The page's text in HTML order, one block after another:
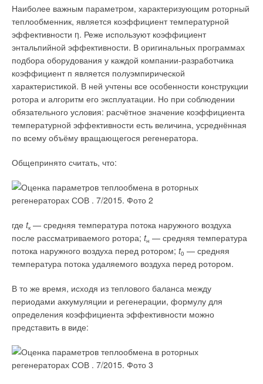
Наиболее важным параметром, характеризующим роторный
теплообменник, является коэффициент температурной
эффективности η. Реже используют коэффициент
энтальпийной эффективности. В оригинальных программах
подбора оборудования у каждой компании-разработчика
коэффициент п является полуэмпирической
характеристикой. В ней учтены все особенности конструкции
ротора и алгоритм его эксплуатации. Но при соблюдении
обязательного условия: расчётное значение коэффициента
температурной эффективности есть величина, усреднённая
по всему объёму вращающегося регенератора.
Общепринято считать, что:
где tк — средняя температура потока наружного воздуха
после рассматриваемого ротора; tн — средняя температура
потока наружного воздуха перед ротором; t0 — средняя
температура потока удаляемого воздуха перед ротором.
В то же время, исходя из теплового баланса между
периодами аккумуляции и регенерации, формулу для
определения коэффициента эффективности можно
представить в виде:
не знают) против 70-80 % КПД АС-моторов стандартного
«советского» типа в составе PLUGfan. Конструкция мотор-
колёс не допускает ремонта и разборки-перемотки; также
резко ограничен температурный режим (до +50 °C) из-за
применения сверхкомпактного мотора с очень плохим
охлаждением.
Таким образом, канальный вентилятор на основе
стандартного мотора и PLUGfan-вентилятора значительно
лучше, так как экономичнее и надёжнее, при том, что он —
полностью отечественный.
Стандартные радиальные и осевые вентиляторы на 95-97 %
производятся в России, так как разница в цене с импортными
чрезвычайно высока. Основные узлы импортного
электродвигатели (Китай). Таким образом, в общей цене
крышного или радиального вентилятора доля импорта
превышает 50 %, например, в продуктах «КОРФ», «ВКТ» или
«Ладафлект» — покупные колёса и моторы. Отдельные
специальных гарантий от покупателя комплектующих
готовая продукция не будет поставляться на объекты